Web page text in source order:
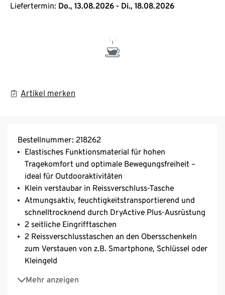
Liefertermin: Do., 13.08.2026 - Di., 18.08.2026
Artikel merken
Bestellnummer: 218262
Elastisches Funktionsmaterial für hohen
Tragekomfort und optimale Bewegungsfreiheit –
ideal für Outdooraktivitäten
Klein verstaubar in Reissverschluss-Tasche
Atmungsaktiv, feuchtigkeitstransportierend und
schnelltrocknend durch DryActive Plus-Ausrüstung
2 seitliche Eingrifftaschen
2 Reissverschlusstaschen an den Obersschenkeln
zum Verstauen von z.B. Smartphone, Schlüssel oder
Kleingeld
Mehr anzeigen
Elastischer Bund mit Reissverschluss und
Gürtelschlaufen